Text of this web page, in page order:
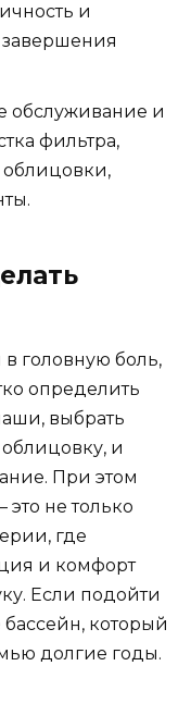
и
обслуживание и
фильтра,
облицовки,
головную боль,
определить
выбрать
и
При этом
не только
где
и комфорт
Если подойти
который
долгие годы.